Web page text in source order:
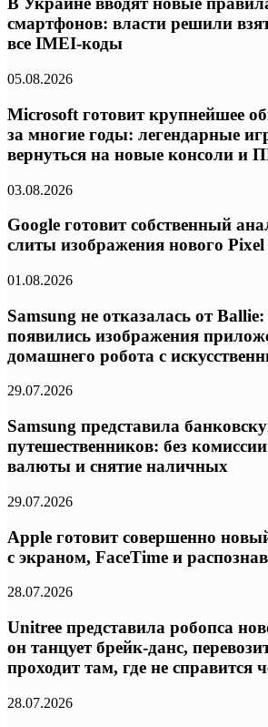
смартфонов: власти решили
все IMEI-коды
05.08.2026
Microsoft готовит крупнейшее
за многие годы: легендарные
вернуться на новые консоли и
03.08.2026
Google готовит собственный
слиты изображения нового Pixel
01.08.2026
Samsung не отказалась от
появились изображения
домашнего робота с
29.07.2026
Samsung представила
путешественников: без
валюты и снятие наличных
29.07.2026
Apple готовит совершенно
с экраном, FaceTime и
28.07.2026
Unitree представила робопса
он танцует брейк-данс,
проходит там, где не справится
28.07.2026